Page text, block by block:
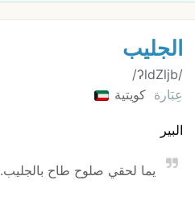
الجليب
/‏‎ʔldZljb/
عِبَارة كويتية
البير
يما لحقي صلوح طاح بالجليب.